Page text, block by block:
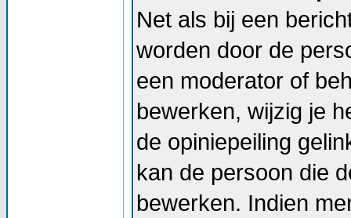
Net als bij een
worden door de
een moderator of
bewerken, wijzig je
de opiniepeiling
kan de persoon die
bewerken. Indien